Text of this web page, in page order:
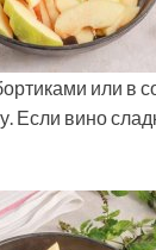
или в
Если вино